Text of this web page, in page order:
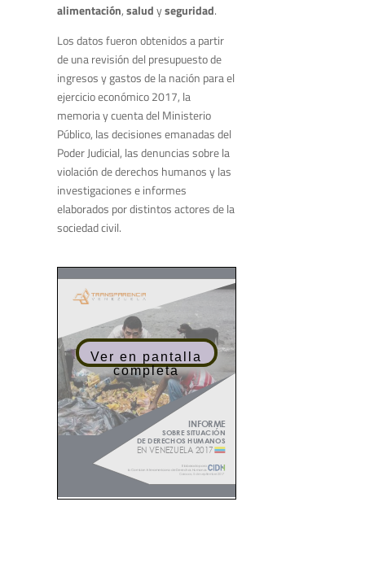
alimentación,saludyseguridad.
Los datos fueron obtenidos a partir
de una revisión del presupuesto de
ingresos y gastos de la nación para el
ejercicio económico 2017, la
memoria y cuenta del Ministerio
Público, las decisiones emanadas del
Poder Judicial, las denuncias sobre la
violación de derechos humanos y las
investigaciones e informes
elaborados por distintos actores de la
sociedad civil.
Ver en pantalla
completa